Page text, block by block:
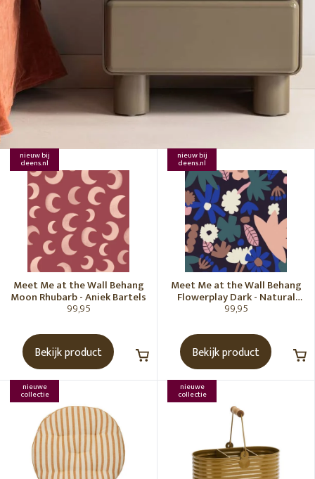
nieuw bij
deens.nl
Meet Me at the Wall Behang
Moon Rhubarb - Aniek Bartels
99,95
Bekijk product
nieuw bij
deens.nl
Meet Me at the Wall Behang
Flowerplay Dark - Natural
Noord
99,95
Bekijk product
nieuwe
collectie
nieuwe
collectie